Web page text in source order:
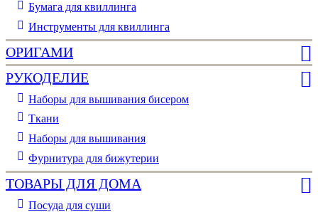
Бумага для квиллинга
Инструменты для квиллинга
ОРИГАМИ
РУКОДЕЛИЕ
Наборы для вышивания бисером
Ткани
Наборы для вышивания
Фурнитура для бижутерии
ТОВАРЫ ДЛЯ ДОМА
Посуда для суши